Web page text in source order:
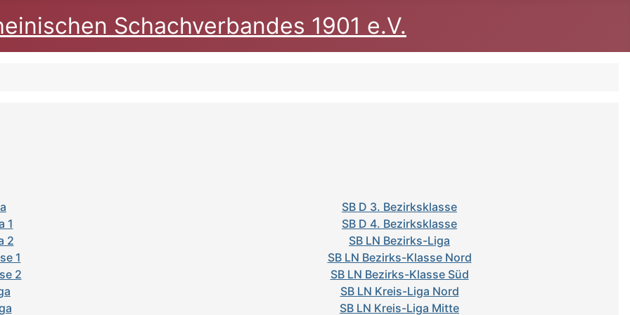
Schachverbandes 1901 e.V.
SB D 3. Bezirksklasse
1
SB D 4. Bezirksklasse
2
SB LN Bezirks-Liga
1
SB LN Bezirks-Klasse Nord
2
SB LN Bezirks-Klasse Süd
SB LN Kreis-Liga Nord
SB LN Kreis-Liga Mitte